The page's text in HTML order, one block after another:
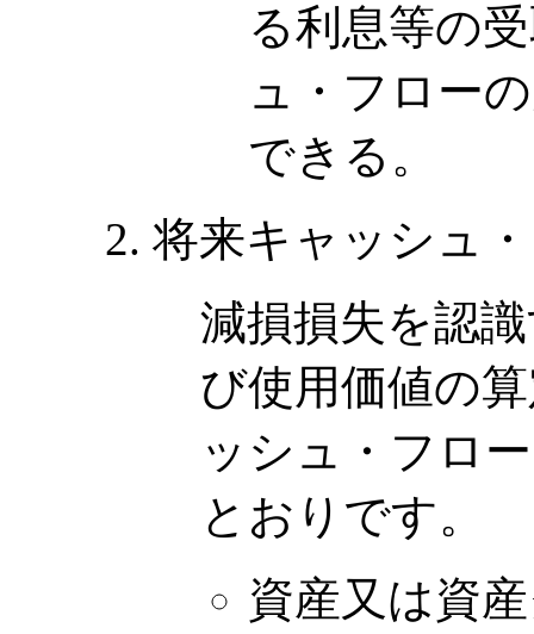
る利息等の
ュ・フロー
できる。
将来キャッシュ
減損損失を認
び使用価値の
ッシュ・フロ
とおりです。
資産又は資